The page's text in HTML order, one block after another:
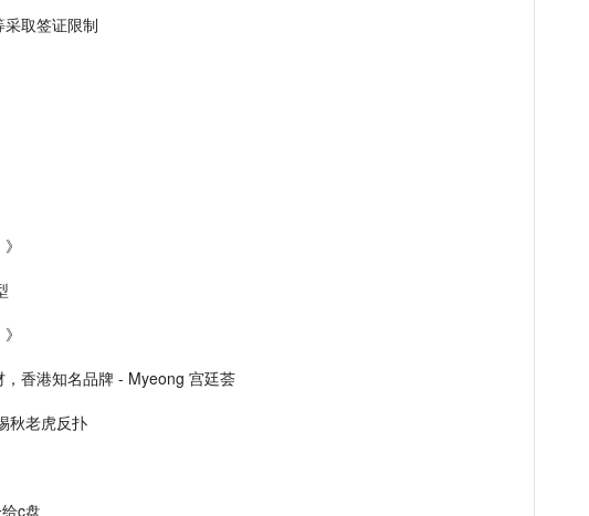
取签证限制
香港知名品牌 - Myeong 宫廷荟
秋老虎反扑
c盘